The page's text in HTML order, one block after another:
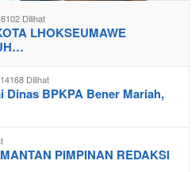
Dilihat
LHOKSEUMAWE
14168 Dilihat
Dinas BPKPA Bener Mariah,
PIMPINAN REDAKSI